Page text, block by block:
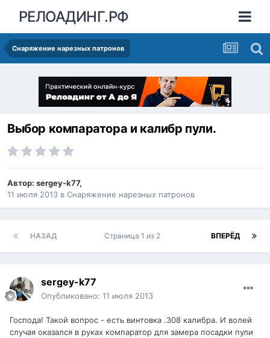
РЕЛОАДИНГ.РФ
Снаряжение нарезных патронов
Выбор компаратора и калибр пули.
Автор: sergey-k77,
11 июля 2013 в Снаряжение нарезных патронов
НАЗАД ВПЕРЁД
Страница 1 из 2
sergey-k77
Опубликовано: 11 июля 2013
Господа! Такой вопрос - есть винтовка .308 калибра. И волей
случая оказался в руках компаратор для замера посадки пули